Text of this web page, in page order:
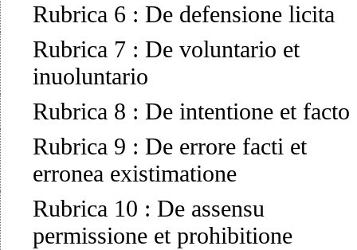
Rubrica 6 : De defensione licita
Rubrica 7 : De voluntario et
inuoluntario
Rubrica 8 : De intentione et facto
Rubrica 9 : De errore facti et
erronea existimatione
Rubrica 10 : De assensu
permissione et prohibitione